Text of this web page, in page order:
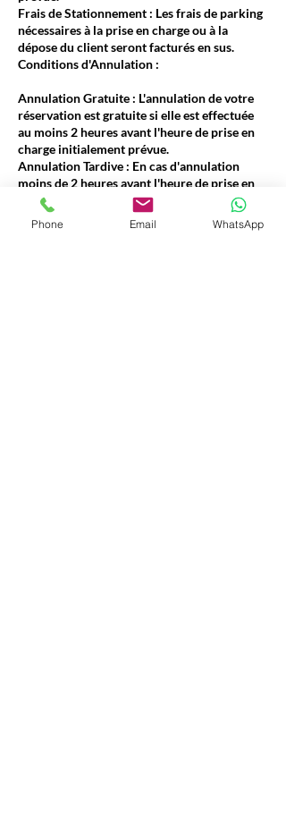
Frais de Stationnement : Les frais de parking
nécessaires à la prise en charge ou à la
dépose du client seront facturés en sus.
Conditions d'Annulation :
Annulation Gratuite : L'annulation de votre
réservation est gratuite si elle est effectuée
au moins 2 heures avant l'heure de prise en
charge initialement prévue.
Annulation Tardive : En cas d'annulation
moins de 2 heures avant l'heure de prise en
charge, 50% du prix total de la course sera
facturé.
Acompte : Pour certains types de trajets
Phone Email WhatsApp